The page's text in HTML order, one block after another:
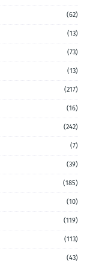
(62)
(13)
(73)
(13)
(217)
(16)
(242)
(7)
(39)
(185)
(10)
(119)
(113)
(43)